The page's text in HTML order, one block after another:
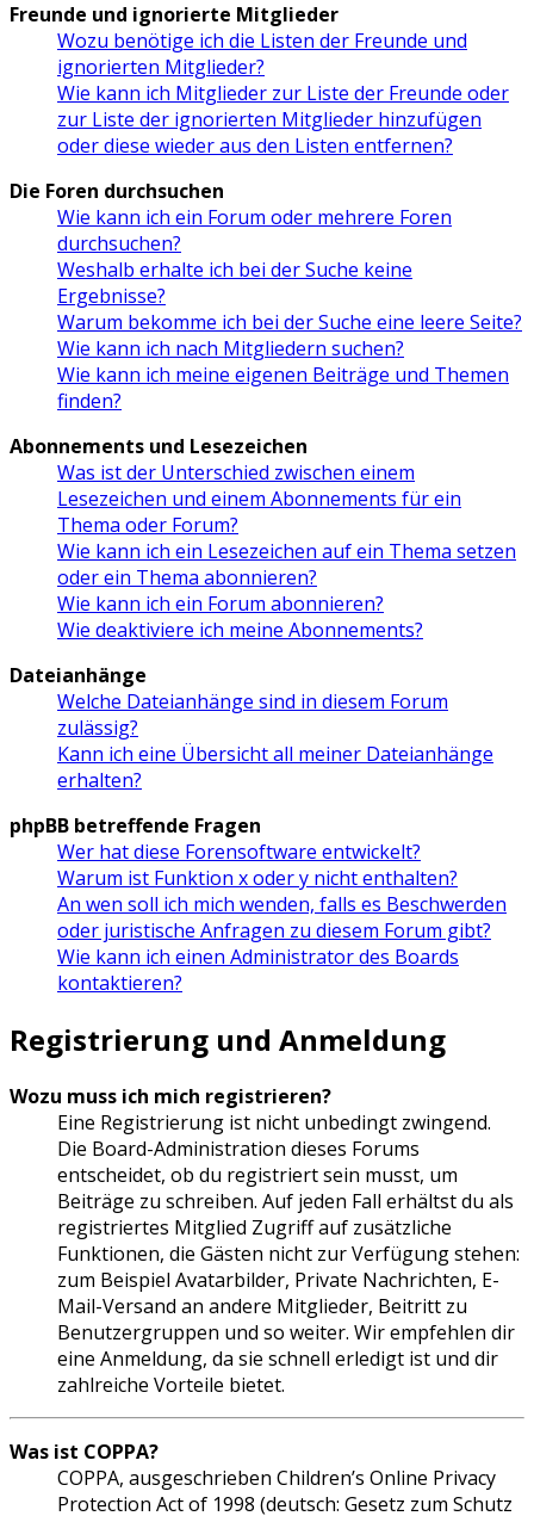
Freunde und ignorierte Mitglieder
Wozu benötige ich die Listen der Freunde und
ignorierten Mitglieder?
Wie kann ich Mitglieder zur Liste der Freunde oder
zur Liste der ignorierten Mitglieder hinzufügen
oder diese wieder aus den Listen entfernen?
Die Foren durchsuchen
Wie kann ich ein Forum oder mehrere Foren
durchsuchen?
Weshalb erhalte ich bei der Suche keine
Ergebnisse?
Warum bekomme ich bei der Suche eine leere Seite?
Wie kann ich nach Mitgliedern suchen?
Wie kann ich meine eigenen Beiträge und Themen
finden?
Abonnements und Lesezeichen
Was ist der Unterschied zwischen einem
Lesezeichen und einem Abonnements für ein
Thema oder Forum?
Wie kann ich ein Lesezeichen auf ein Thema setzen
oder ein Thema abonnieren?
Wie kann ich ein Forum abonnieren?
Wie deaktiviere ich meine Abonnements?
Dateianhänge
Welche Dateianhänge sind in diesem Forum
zulässig?
Kann ich eine Übersicht all meiner Dateianhänge
erhalten?
phpBB betreffende Fragen
Wer hat diese Forensoftware entwickelt?
Warum ist Funktion x oder y nicht enthalten?
An wen soll ich mich wenden, falls es Beschwerden
oder juristische Anfragen zu diesem Forum gibt?
Wie kann ich einen Administrator des Boards
kontaktieren?
Registrierung und Anmeldung
Wozu muss ich mich registrieren?
Eine Registrierung ist nicht unbedingt zwingend.
Die Board-Administration dieses Forums
entscheidet, ob du registriert sein musst, um
Beiträge zu schreiben. Auf jeden Fall erhältst du als
registriertes Mitglied Zugriff auf zusätzliche
Funktionen, die Gästen nicht zur Verfügung stehen:
zum Beispiel Avatarbilder, Private Nachrichten, E-
Mail-Versand an andere Mitglieder, Beitritt zu
Benutzergruppen und so weiter. Wir empfehlen dir
eine Anmeldung, da sie schnell erledigt ist und dir
zahlreiche Vorteile bietet.
Was ist COPPA?
COPPA, ausgeschrieben Children’s Online Privacy
Protection Act of 1998 (deutsch: Gesetz zum Schutz